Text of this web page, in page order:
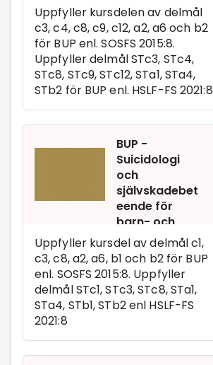
Uppfyller kursdelen av delmål
c3, c4, c8, c9, c12, a2, a6 och b2
för BUP enl. SOSFS 2015:8.
Uppfyller delmål STc3, STc4,
STc8, STc9, STc12, STa1, STa4,
STb2 för BUP enl. HSLF-FS 2021:8
BUP -
Suicidologi
och
självskadebet
eende för
barn- och
ungdomspsyki
atrin
Uppfyller kursdel av delmål c1,
c3, c8, a2, a6, b1 och b2 för BUP
enl. SOSFS 2015:8. Uppfyller
delmål STc1, STc3, STc8, STa1,
STa4, STb1, STb2 enl HSLF-FS
2021:8